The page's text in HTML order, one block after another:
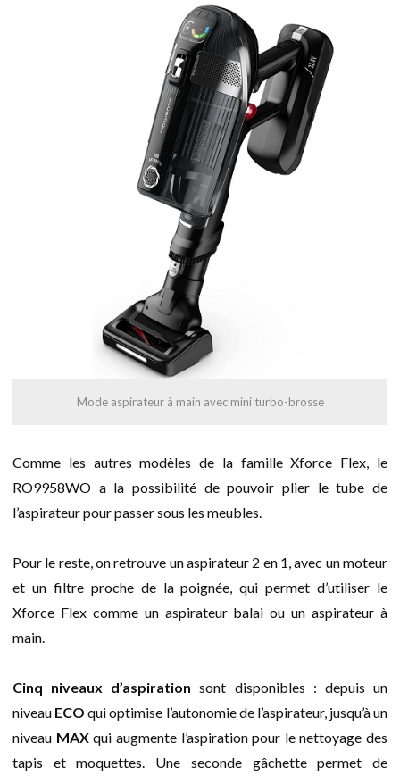
Mode aspirateur à main avec mini turbo-brosse
Comme les autres modèles de la famille Xforce Flex, le
RO9958WO a la possibilité de pouvoir plier le tube de
l’aspirateur pour passer sous les meubles.
Pour le reste, on retrouve un aspirateur 2 en 1, avec un moteur
et un filtre proche de la poignée, qui permet d’utiliser le
Xforce Flex comme un aspirateur balai ou un aspirateur à
main.
Cinq niveaux d’aspiration sont disponibles : depuis un
niveau ECO qui optimise l’autonomie de l’aspirateur, jusqu’à un
niveau MAXqui augmente l’aspiration pour le nettoyage des
tapis et moquettes. Une seconde gâchette permet de